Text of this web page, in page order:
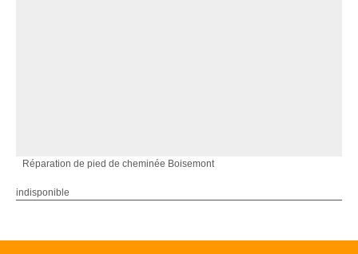
Réparation de pied de cheminée Boisemont
indisponible